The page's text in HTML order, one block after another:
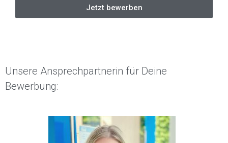
Jetzt bewerben
Unsere Ansprechpartnerin für Deine
Bewerbung: